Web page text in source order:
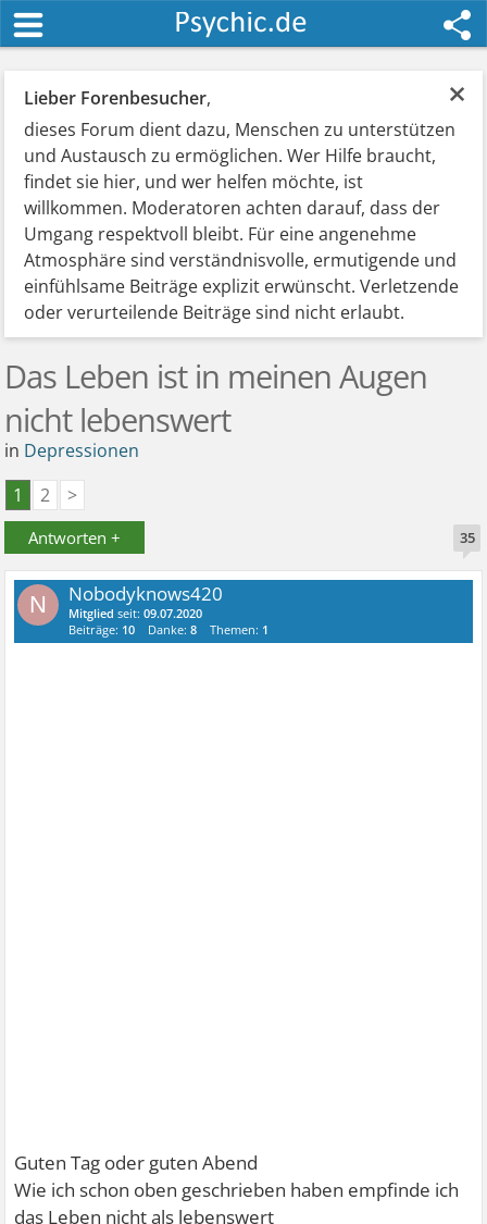
×
Lieber Forenbesucher,
dieses Forum dient dazu, Menschen zu unterstützen
und Austausch zu ermöglichen. Wer Hilfe braucht,
findet sie hier, und wer helfen möchte, ist
willkommen. Moderatoren achten darauf, dass der
Umgang respektvoll bleibt. Für eine angenehme
Atmosphäre sind verständnisvolle, ermutigende und
einfühlsame Beiträge explizit erwünscht. Verletzende
oder verurteilende Beiträge sind nicht erlaubt.
Das Leben ist in meinen Augen
nicht lebenswert
in Depressionen
1
2 >
Antworten + 35
N Nobodyknows420
Mitglied seit:09.07.2020
Beiträge: 10 Danke:8 Themen: 1
Guten Tag oder guten Abend
Wie ich schon oben geschrieben haben empfinde ich
das Leben nicht als lebenswert